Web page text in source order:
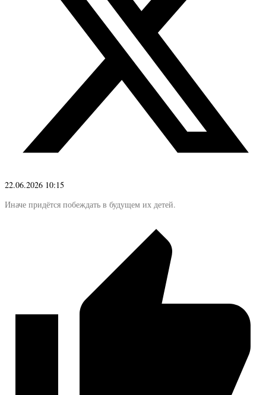
22.06.2026 10:15
Иначе придётся побеждать в будущем их детей.